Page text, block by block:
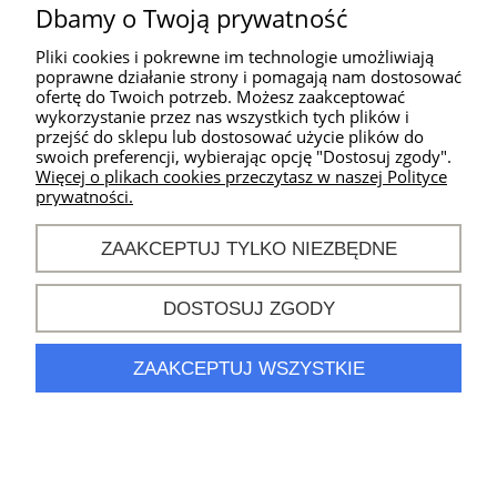
Moje konto
Kontakt
Godziny działania
sklepu:
piątku
w godz. 10:00 -
khm@sport-
connection.pl
nr tel.694 896 944
Dbamy o Twoją prywatność
Pliki cookies i pokrewne im technologie umożliwiają
poprawne działanie strony i pomagają nam dostosować
ofertę do Twoich potrzeb. Możesz zaakceptować
wykorzystanie przez nas wszystkich tych plików i
przejść do sklepu lub dostosować użycie plików do
swoich preferencji, wybierając opcję "Dostosuj zgody".
Więcej o plikach cookies przeczytasz w naszej Polityce
prywatności.
ZAAKCEPTUJ TYLKO NIEZBĘDNE
DOSTOSUJ ZGODY
ZAAKCEPTUJ WSZYSTKIE